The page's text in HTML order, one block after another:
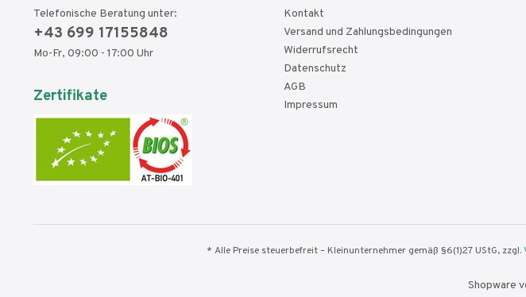
Telefonische Beratung unter:
+43 699 17155848
Mo-Fr, 09:00 - 17:00 Uhr
Zertifikate
Kontakt
Versand und Zahlungsbedingungen
Widerrufsrecht
Datenschutz
AGB
Impressum
* Alle Preise steuerbefreit – Kleinunternehmer gemäß §6(1)27 UStG, zzgl.
Shopware